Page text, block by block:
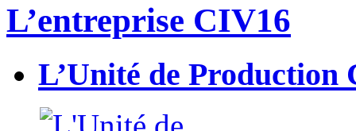
L’entreprise CIV16
L’Unité de Production